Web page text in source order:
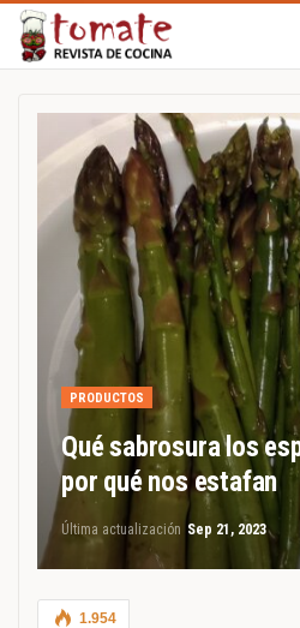
PRODUCTOS
Qué sabrosura los
por qué nos estafan
Última actualización Sep 21, 2023
1.954